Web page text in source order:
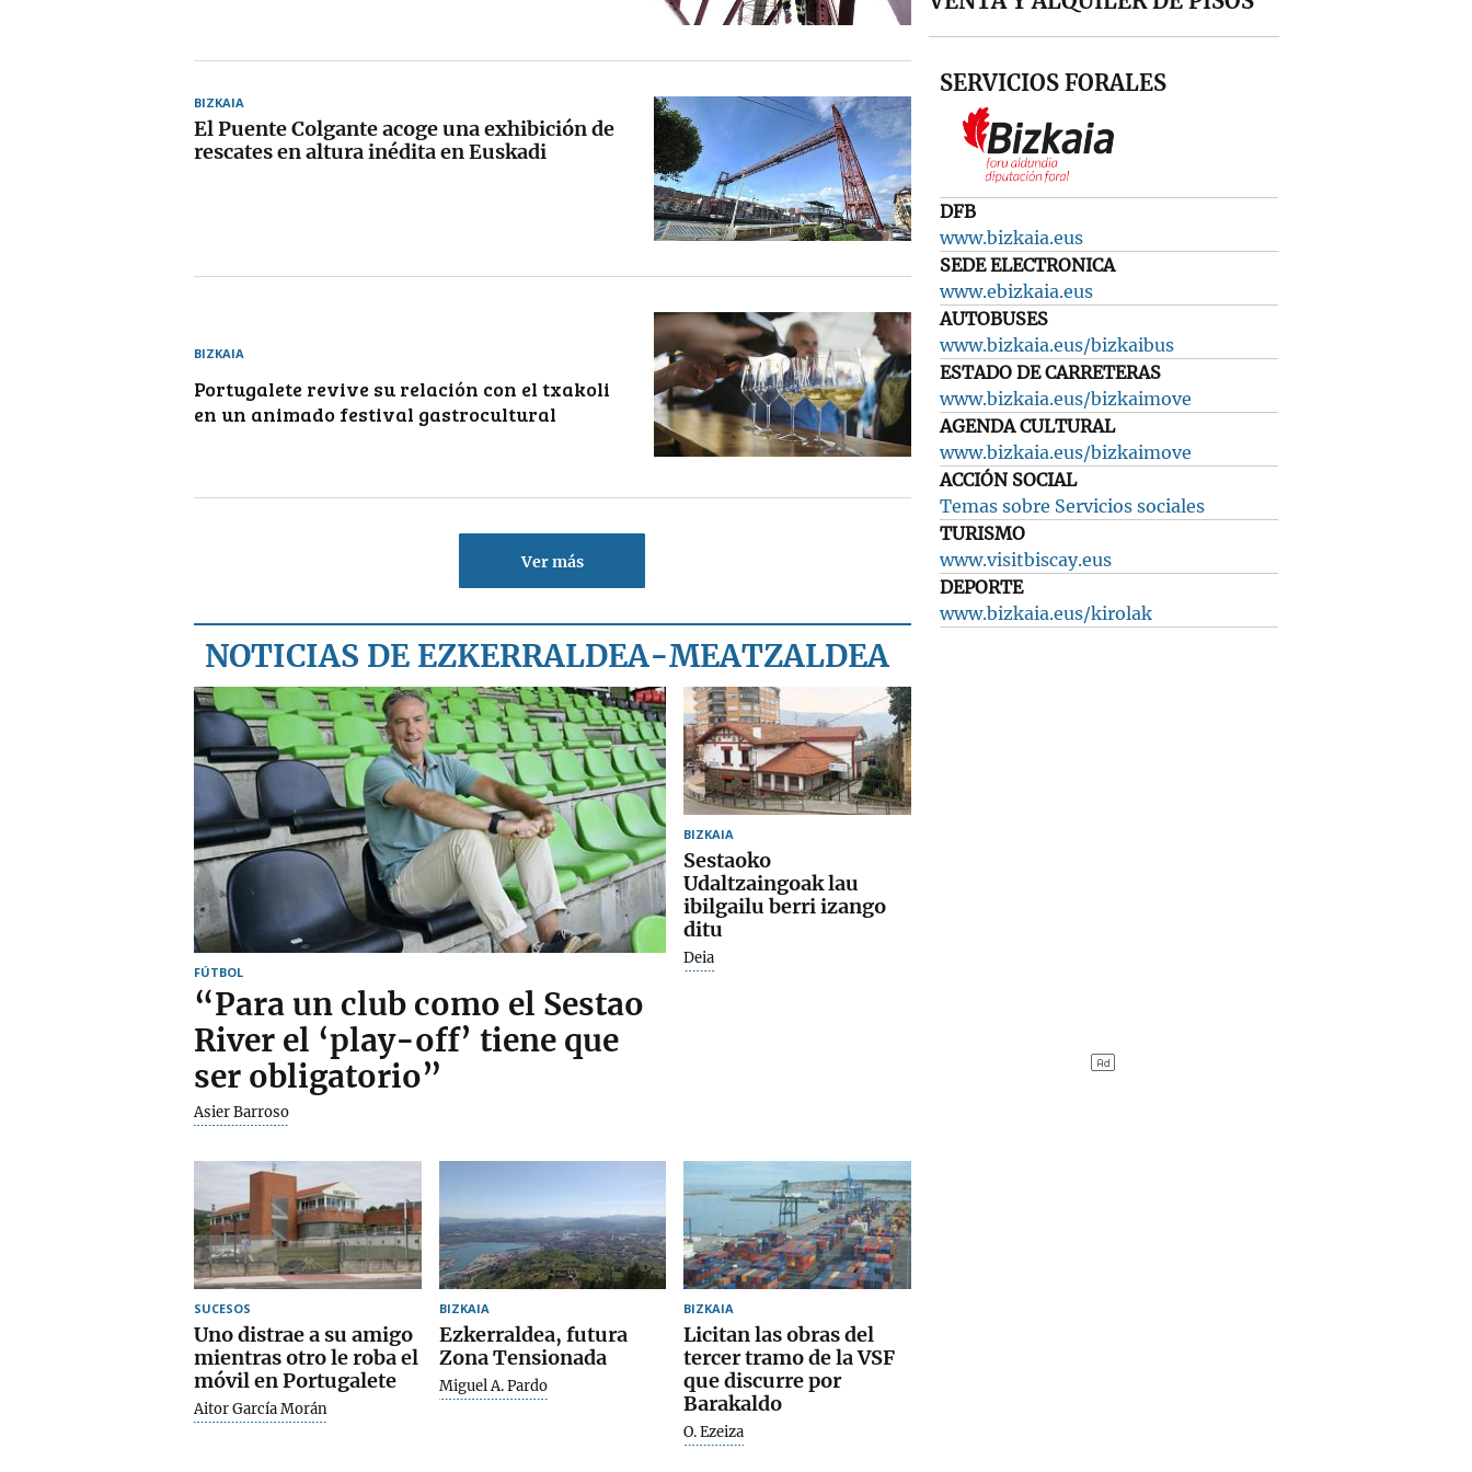
BIZKAIA
El Puente Colgante acoge una exhibición de
rescates en altura inédita en Euskadi
BIZKAIA
Portugalete revive su relación con el txakoli
en un animado festival gastrocultural
Ver más
NOTICIAS DE EZKERRALDEA-MEATZALDEA
FÚTBOL
“Para un club como el Sestao
River el ‘play-off’ tiene que
ser obligatorio”
Asier Barroso
BIZKAIA
Sestaoko
Udaltzaingoak lau
ibilgailu berri izango
ditu
Deia
SUCESOS
Uno distrae a su amigo
mientras otro le roba el
móvil en Portugalete
Aitor García Morán
BIZKAIA
Ezkerraldea, futura
Zona Tensionada
Miguel A. Pardo
BIZKAIA
Licitan las obras del
tercer tramo de la VSF
que discurre por
Barakaldo
O. Ezeiza
SERVICIOS FORALES
DFB
www.bizkaia.eus
SEDE ELECTRONICA
www.ebizkaia.eus
AUTOBUSES
www.bizkaia.eus/bizkaibus
ESTADO DE CARRETERAS
www.bizkaia.eus/bizkaimove
AGENDA CULTURAL
www.bizkaia.eus/bizkaimove
ACCIÓN SOCIAL
Temas sobre Servicios sociales
TURISMO
www.visitbiscay.eus
DEPORTE
www.bizkaia.eus/kirolak